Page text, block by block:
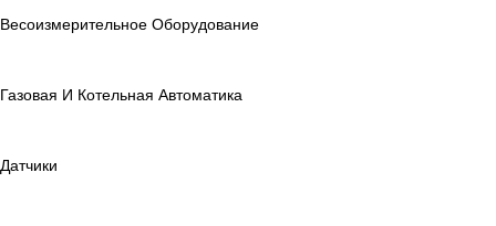
Весоизмерительное Оборудование
Газовая И Котельная Автоматика
Датчики